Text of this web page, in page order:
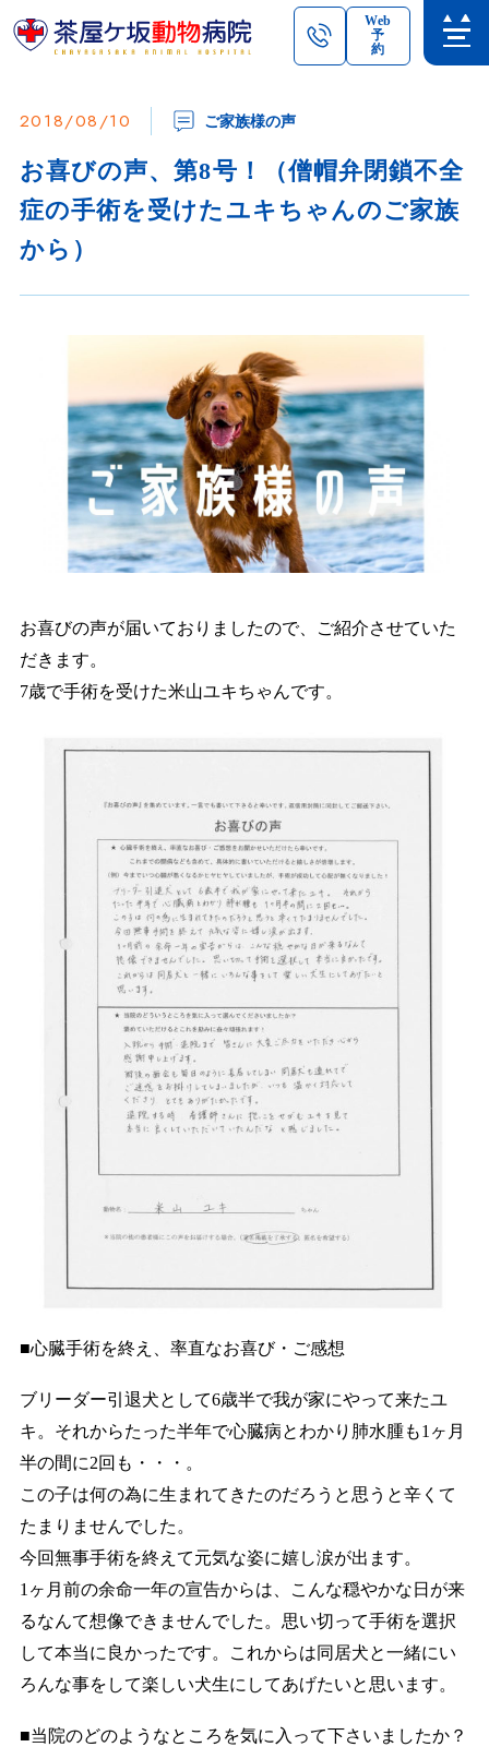
Web
予
約
2018/08/10 ご家族様の声
お喜びの声、第8号！（僧帽弁閉鎖不全
症の手術を受けたユキちゃんのご家族
から）
お喜びの声が届いておりましたので、ご紹介させていた
だきます。
7歳で手術を受けた米山ユキちゃんです。
■心臓手術を終え、率直なお喜び・ご感想
ブリーダー引退犬として6歳半で我が家にやって来たユ
キ。それからたった半年で心臓病とわかり肺水腫も1ヶ月
半の間に2回も・・・。
この子は何の為に生まれてきたのだろうと思うと辛くて
たまりませんでした。
今回無事手術を終えて元気な姿に嬉し涙が出ます。
1ヶ月前の余命一年の宣告からは、こんな穏やかな日が来
るなんて想像できませんでした。思い切って手術を選択
して本当に良かったです。これからは同居犬と一緒にい
ろんな事をして楽しい犬生にしてあげたいと思います。
■当院のどのようなところを気に入って下さいましたか？